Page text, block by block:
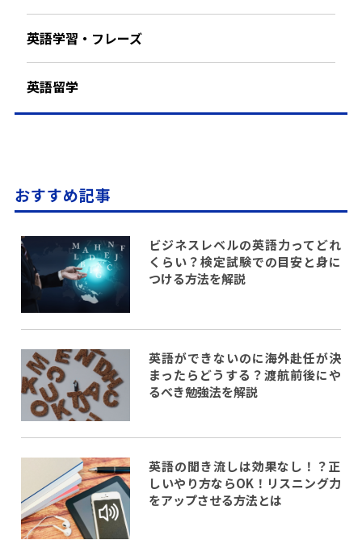
英語学習・フレーズ
英語留学
おすすめ記事
ビジネスレベルの英語力ってどれ
くらい？検定試験での目安と身に
つける方法を解説
英語ができないのに海外赴任が決
まったらどうする？渡航前後にや
るべき勉強法を解説
英語の聞き流しは効果なし！？正
しいやり方ならOK！リスニング力
をアップさせる方法とは